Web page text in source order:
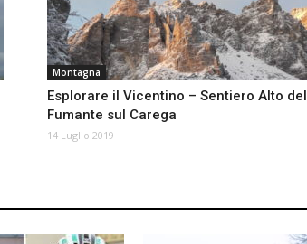
Montagna
Esplorare il Vicentino – Sentiero Alto del
Fumante sul Carega
14 Luglio 2019